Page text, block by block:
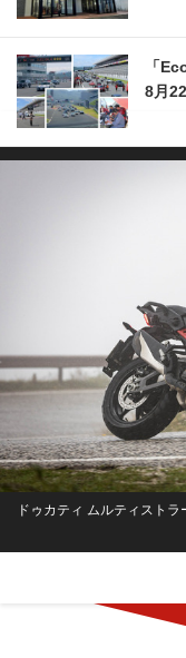
「
8月
ドゥカティ ムルティストラ